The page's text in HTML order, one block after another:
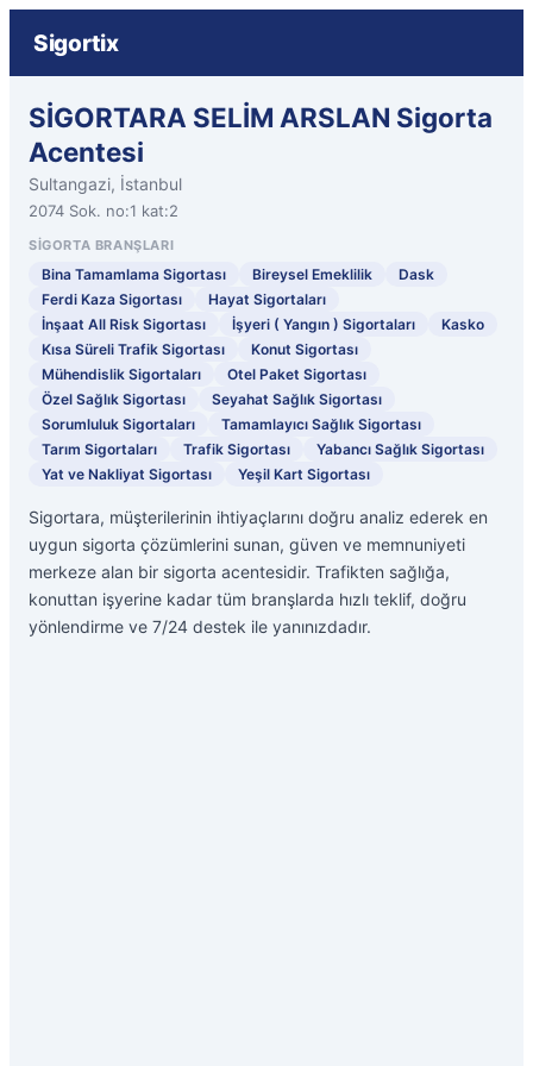
Sigortix
SİGORTARA SELİM ARSLAN Sigorta
Acentesi
Sultangazi, İstanbul
2074 Sok. no:1 kat:2
SIGORTA BRANŞLARI
Bina Tamamlama Sigortası Bireysel Emeklilik
Dask
Ferdi Kaza Sigortası
Hayat Sigortaları
İnşaat All Risk Sigortası
İşyeri ( Yangın ) Sigortaları
Kasko
Kısa Süreli Trafik Sigortası
Konut Sigortası
Mühendislik Sigortaları
Otel Paket Sigortası
Özel Sağlık Sigortası
Seyahat Sağlık Sigortası
Sorumluluk Sigortaları
Tamamlayıcı Sağlık Sigortası
Tarım Sigortaları
Trafik Sigortası
Yabancı Sağlık Sigortası
Yat ve Nakliyat Sigortası
Yeşil Kart Sigortası
Sigortara, müşterilerinin ihtiyaçlarını doğru analiz ederek en
uygun sigorta çözümlerini sunan, güven ve memnuniyeti
merkeze alan bir sigorta acentesidir. Trafikten sağlığa,
konuttan işyerine kadar tüm branşlarda hızlı teklif, doğru
yönlendirme ve 7/24 destek ile yanınızdadır.